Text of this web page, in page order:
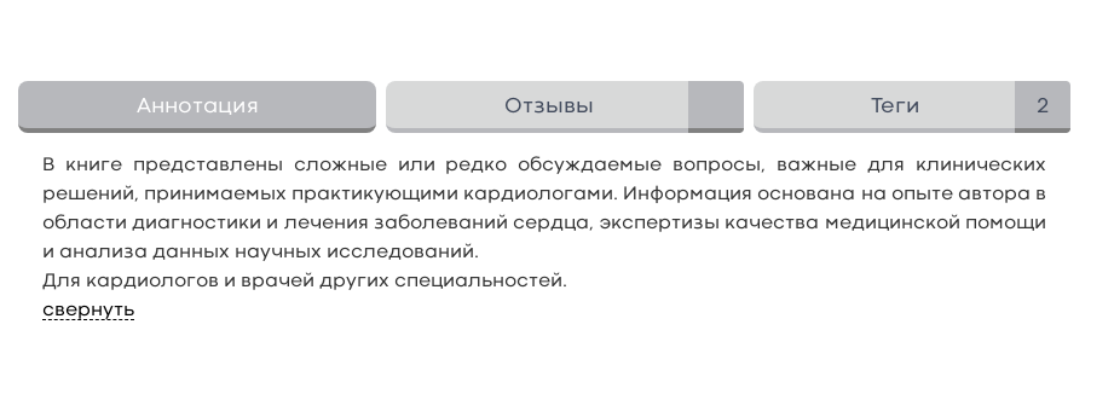
Аннотация Отзывы Теги 2
В книге представлены сложные или редко обсуждаемые вопросы, важные для клинических
решений, принимаемых практикующими кардиологами. Информация основана на опыте автора в
области диагностики и лечения заболеваний сердца, экспертизы качества медицинской помощи
и анализа данных научных исследований.
Для кардиологов и врачей других специальностей.
свернуть